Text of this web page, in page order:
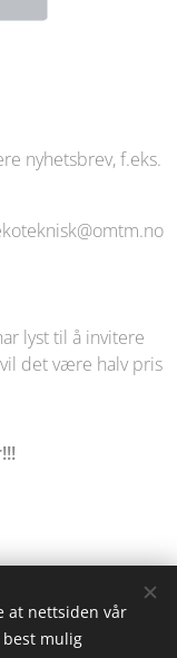
nyhetsbrev, f.eks.
lyst til å invitere
det være halv pris
at nettsiden vår
mulig